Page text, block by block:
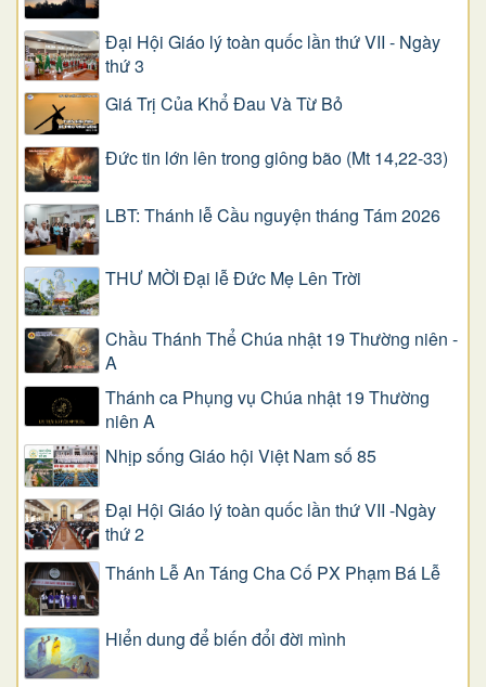
Đại Hội Giáo lý toàn quốc lần thứ VII - Ngày
thứ 3
Giá Trị Của Khổ Ðau Và Từ Bỏ
Đức tin lớn lên trong giông bão (Mt 14,22-33)
LBT: Thánh lễ Cầu nguyện tháng Tám 2026
THƯ MỜI Đại lễ Đức Mẹ Lên Trời
Chầu Thánh Thể Chúa nhật 19 Thường niên -
A
Thánh ca Phụng vụ Chúa nhật 19 Thường
niên A
Nhịp sống Giáo hội Việt Nam số 85
Đại Hội Giáo lý toàn quốc lần thứ VII -Ngày
thứ 2
Thánh Lễ An Táng Cha Cố PX Phạm Bá Lễ
Hiển dung để biến đổi đời mình